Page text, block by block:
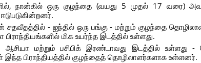
நான்கில் ஒரு குழந்தை (வயது 5 முதல் 17 வரை)
சதவீதத்தில் - ஐந்தில் ஒரு பங்கு - மற்றும் குழந்தை
மிக உயர்ந்த இடத்தில் உள்ளது.
ஆசியா மற்றும் பசிபிக் இரண்டாவது இடத்தில் உள்ளது
இந்த பிராந்தியத்தில் குழந்தைத் தொழிலாளர்களாக உள்ளனர்.